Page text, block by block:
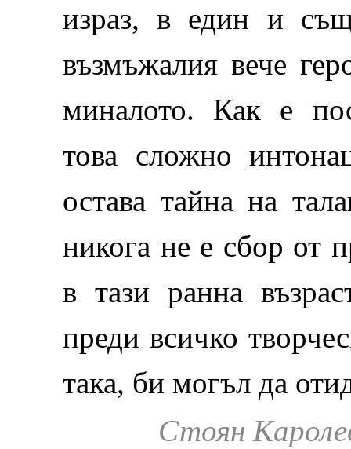
израз, в един и
възмъжалия вече
миналото. Как е
това сложно
остава тайна на
никога не е сбор от
в тази ранна
преди всичко
така, би могъл да
Стоян